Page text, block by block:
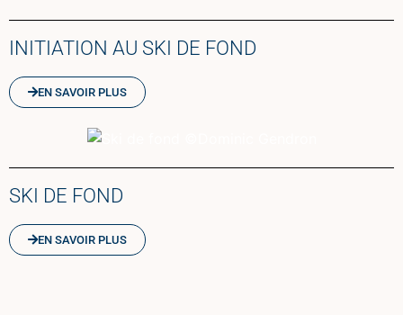
INITIATION AU SKI DE FOND
EN SAVOIR PLUS
SKI DE FOND
EN SAVOIR PLUS